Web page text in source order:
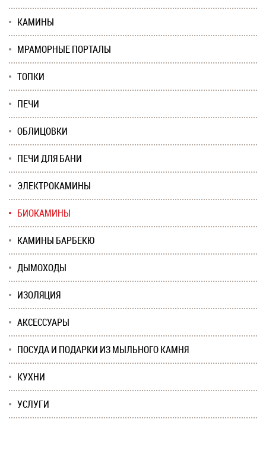
КАМИНЫ
МРАМОРНЫЕ ПОРТАЛЫ
ТОПКИ
ПЕЧИ
ОБЛИЦОВКИ
ПЕЧИ ДЛЯ БАНИ
ЭЛЕКТРОКАМИНЫ
БИОКАМИНЫ
КАМИНЫ БАРБЕКЮ
ДЫМОХОДЫ
ИЗОЛЯЦИЯ
АКСЕССУАРЫ
ПОСУДА И ПОДАРКИ ИЗ МЫЛЬНОГО КАМНЯ
КУХНИ
УСЛУГИ